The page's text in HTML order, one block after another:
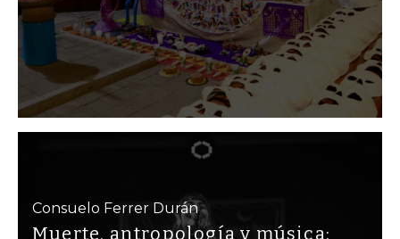
Consuelo Ferrer Durán
Muerte, antropología y música: